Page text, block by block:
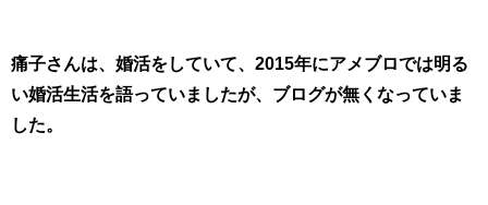
痛子さんは、婚活をしていて、 2015年にアメブロでは明る
い婚活生活を語っていましたが、ブログが無くなっていま
した。